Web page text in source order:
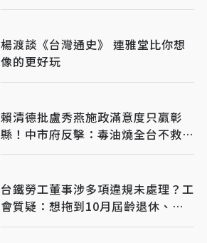
楊渡談《台灣通史》 連雅堂比你想
像的更好玩
賴清德批盧秀燕施政滿意度只贏彰
縣！中市府反擊：毒油燒全台不救
火 卻跑來打口水戰
台鐵勞工董事涉多項違規未處理？工
會質疑：想拖到10月屆齡退休、領
終身俸